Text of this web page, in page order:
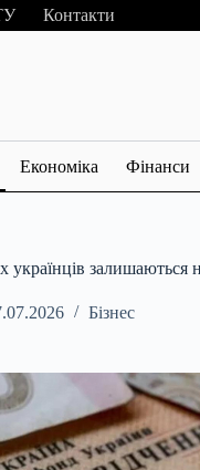
Контакти
Економіка Фінанси
українців
Бізнес